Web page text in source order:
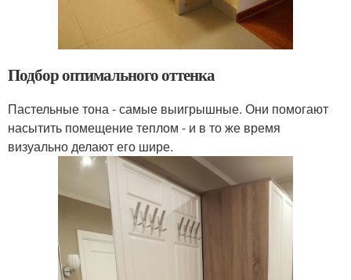
Подбор оптимального оттенка
Пастельные тона - самые выигрышные. Они помогают
насытить помещение теплом - и в то же время
визуально делают его шире.